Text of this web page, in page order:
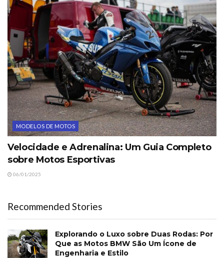
MODELOS DE MOTOS
Velocidade e Adrenalina: Um Guia Completo
sobre Motos Esportivas
06/01/2025
Recommended Stories
Explorando o Luxo sobre Duas Rodas: Por
Que as Motos BMW São Um Ícone de
Engenharia e Estilo